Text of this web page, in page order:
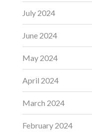
July 2024
June 2024
May 2024
April 2024
March 2024
February 2024